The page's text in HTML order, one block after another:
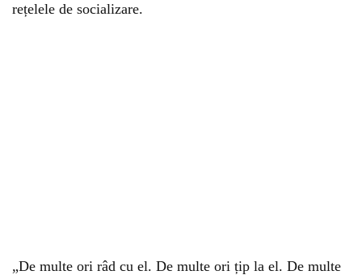
rețelele de socializare.
„De multe ori râd cu el. De multe ori țip la el. De multe